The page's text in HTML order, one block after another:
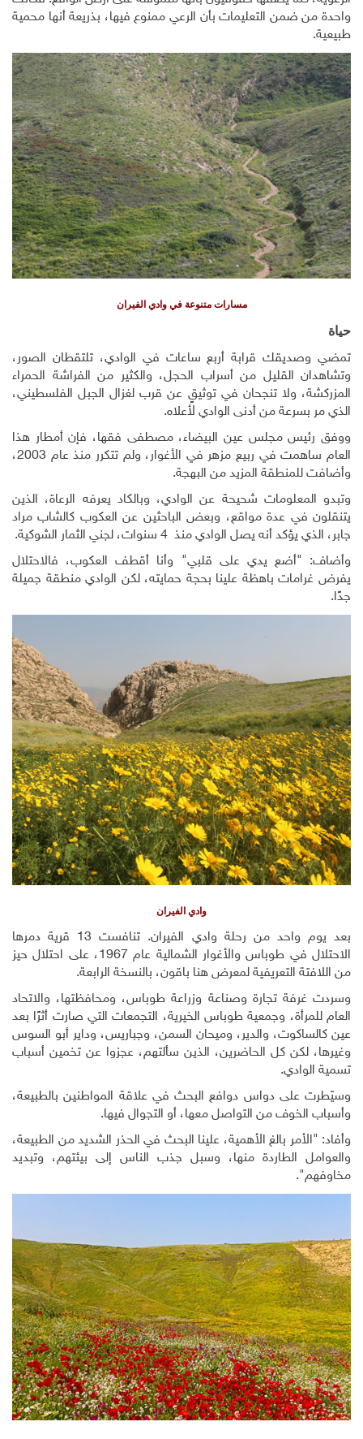
واحدة من ضمن التعليمات بأن الرعي ممنوع فيها، بذريعة أنها محمية
طبيعية.
مسارات متنوعة في وادي الفيران
حياة
تمضي وصديقك قرابة أربع ساعات في الوادي، تلتقطان الصور،
وتشاهدان القليل من أسراب الحجل، والكثير من الفراشة الحمراء
المزركشة، ولا تنجحان في توثيقٍ عن قرب لغزال الجبل الفلسطيني،
الذي مر بسرعة من أدنى الوادي لأعلاه.
ووفق رئيس مجلس عين البيضاء، مصطفى فقها، فإن أمطار هذا
العام ساهمت في ربيع مزهر في الأغوار، ولم تتكرر منذ عام 2003،
وأضافت للمنطقة المزيد من البهجة.
وتبدو المعلومات شحيحة عن الوادي، وبالكاد يعرفه الرعاة، الذين
يتنقلون في عدة مواقع، وبعض الباحثين عن العكوب كالشاب مراد
جابر، الذي يؤكد أنه يصل الوادي منذ 4 سنوات، لجني الثمار الشوكية.
وأضاف: "أضع يدي على قلبي" وأنا أقطف العكوب، فالاحتلال
يفرض غرامات باهظة علينا بحجة حمايته، لكن الوادي منطقة جميلة
جدًا.
وادي الفيران
بعد يوم واحد من رحلة وادي الفيران. تنافست 13 قرية دمرها
الاحتلال في طوباس والأغوار الشمالية عام 1967، على احتلال حيز
من اللافتة التعريفية لمعرض هنا باقون، بالنسخة الرابعة.
وسردت غرفة تجارة وصناعة وزراعة طوباس، ومحافظتها، والاتحاد
العام للمرأة، وجمعية طوباس الخيرية، التجمعات التي صارت أثرًا بعد
عين كالساكوت، والدير، وميحان السمن، وجباريس، وداير أبو السوس
وغيرها، لكن كل الحاضرين، الذين سألتهم، عجزوا عن تخمين أسباب
تسمية الوادي.
وسيّطرت على دواس دوافع البحث في علاقة المواطنين بالطبيعة،
وأسباب الخوف من التواصل معها، أو التجوال فيها.
وأفاد: "الأمر بالغ الأهمية، علينا البحث في الحذر الشديد من الطبيعة،
والعوامل الطاردة منها، وسبل جذب الناس إلى بيئتهم، وتبديد
مخاوفهم".